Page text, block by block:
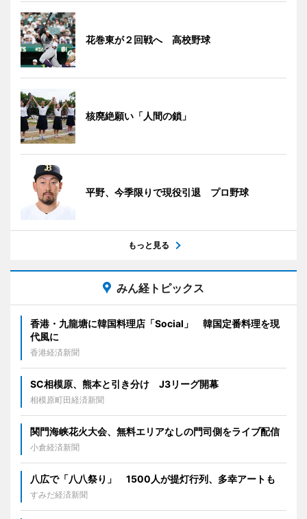
花巻東が２回戦へ 高校野球
核廃絶願い「人間の鎖」
平野、今季限りで現役引退 プロ野球
もっと見る
みん経トピックス
香港・九龍塘に韓国料理店「Social」 韓国定番料理を現
代風に
香港経済新聞
SC相模原、熊本と引き分け J3リーグ開幕
相模原町田経済新聞
関門海峡花火大会、無料エリアなしの門司側をライブ配信
小倉経済新聞
八広で「八八祭り」 1500人が提灯行列、多幸アートも
すみだ経済新聞